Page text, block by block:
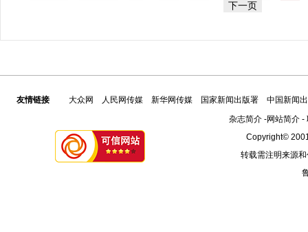
下一页
友情链接 大众网 人民网传媒 新华网传媒 国家新闻出版署
中国新闻
杂志简介-网站简介-
Copyright©
转载需注明来源